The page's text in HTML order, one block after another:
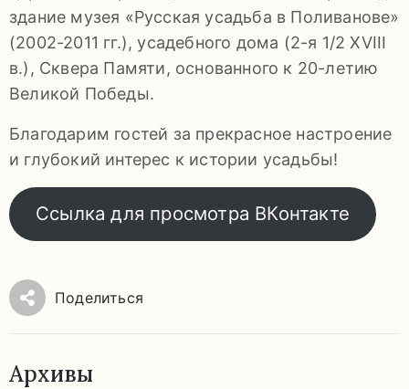
здание музея «Русская усадьба в Поливанове»
(2002-2011 гг.), усадебного дома (2-я 1/2 XVIII
в.), Сквера Памяти, основанного к 20-летию
Великой Победы.
Благодарим гостей за прекрасное настроение
и глубокий интерес к истории усадьбы!
Ссылка для просмотра ВКонтакте
Поделиться
Архивы